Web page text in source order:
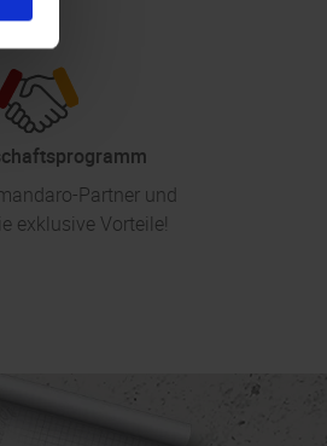
Partner und
exklusive Vorteile!